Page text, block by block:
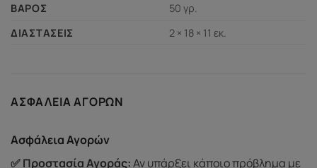
ΒΆΡΟΣ
50 γρ.
ΔΙΑΣΤΆΣΕΙΣ
2 × 18 × 11 εκ.
ΑΣΦΆΛΕΙΑ ΑΓΟΡΏΝ
Ασφάλεια Αγορών
✅ Προστασία Αγοράς:Αν υπάρξει κάποιο πρόβλημα με